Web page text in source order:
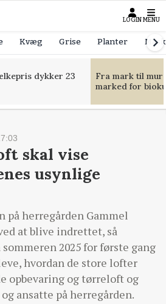
LOGIN MENU
Kvæg Grise Planter
dykker 23
Fra mark til
marked for
skal vise
usynlige
på herregården Gammel
at blive indrettet, så
2025 for første gang
hvordan de store lofter
opbevaring og tørreloft og
ansatte på herregården.